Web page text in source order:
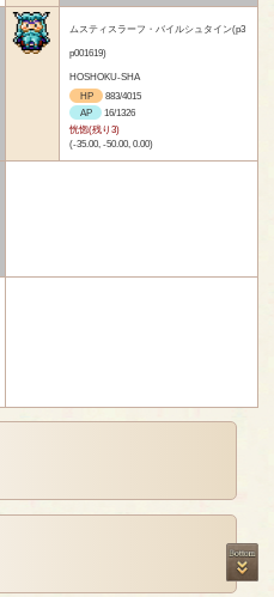
ムスティスラーフ・バイルシュタイン(p3
p001619)
HOSHOKU-SHA
HP
883/4015
AP
16/1326
恍惚(残り3)
(-35.00, -50.00, 0.00)